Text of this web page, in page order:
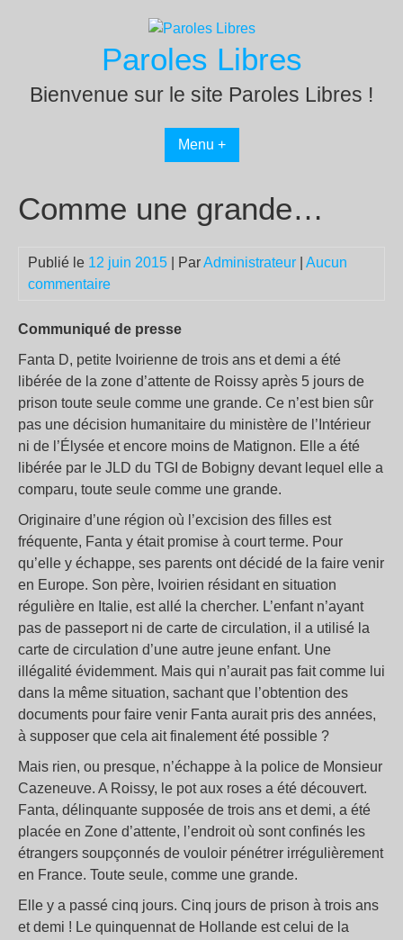
Paroles Libres
Bienvenue sur le site Paroles Libres !
Menu +
Comme une grande…
Publié le 12 juin 2015 | ParAdministrateur
Aucun
commentaire
Communiqué de presse
Fanta D, petite Ivoirienne de trois ans et demi a été
libérée de la zone d’attente de Roissy après 5 jours de
prison toute seule comme une grande. Ce n’est bien sûr
pas une décision humanitaire du ministère de l’Intérieur
ni de l’Élysée et encore moins de Matignon. Elle a été
libérée par le JLD du TGI de Bobigny devant lequel elle a
comparu, toute seule comme une grande.
Originaire d’une région où l’excision des filles est
fréquente, Fanta y était promise à court terme. Pour
qu’elle y échappe, ses parents ont décidé de la faire venir
en Europe. Son père, Ivoirien résidant en situation
régulière en Italie, est allé la chercher. L’enfant n’ayant
pas de passeport ni de carte de circulation, il a utilisé la
carte de circulation d’une autre jeune enfant. Une
illégalité évidemment. Mais qui n’aurait pas fait comme lui
dans la même situation, sachant que l’obtention des
documents pour faire venir Fanta aurait pris des années,
à supposer que cela ait finalement été possible ?
Mais rien, ou presque, n’échappe à la police de Monsieur
Cazeneuve. A Roissy, le pot aux roses a été découvert.
Fanta, délinquante supposée de trois ans et demi, a été
placée en Zone d’attente, l’endroit où sont confinés les
étrangers soupçonnés de vouloir pénétrer irrégulièrement
en France. Toute seule, comme une grande.
Elle y a passé cinq jours. Cinq jours de prison à trois ans
et demi ! Le quinquennat de Hollande est celui de la